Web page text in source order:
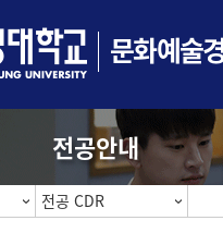
문화예술
전공안내
전공 CDR